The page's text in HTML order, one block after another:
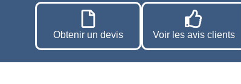
Obtenir un devis Voir les avis clients